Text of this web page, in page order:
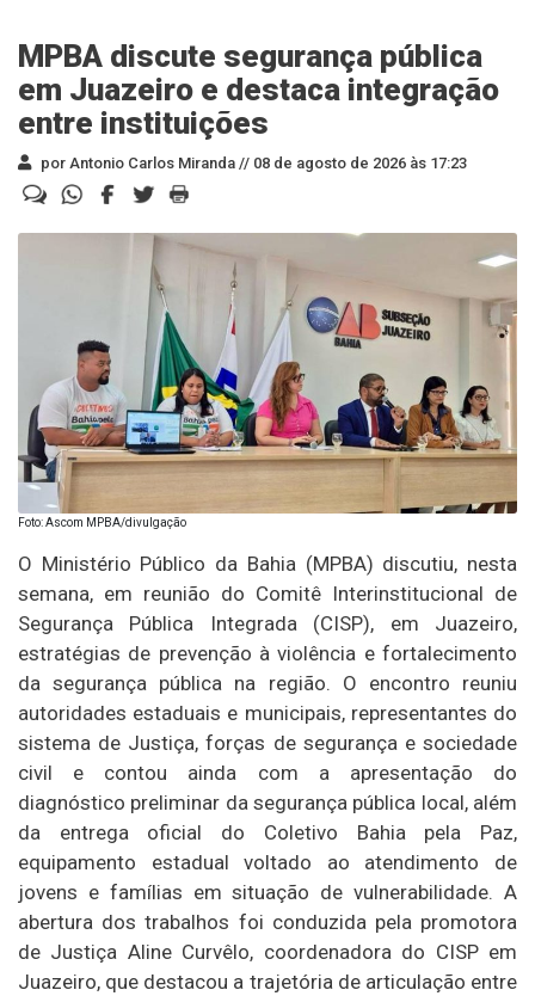
MPBA discute segurança pública
em Juazeiro e destaca integração
entre instituições
por Antonio Carlos Miranda // 08 de agosto de 2026 às 17:23
Foto: Ascom MPBA/divulgação
O Ministério Público da Bahia (MPBA) discutiu, nesta
semana, em reunião do Comitê Interinstitucional de
Segurança Pública Integrada (CISP), em Juazeiro,
estratégias de prevenção à violência e fortalecimento
da segurança pública na região. O encontro reuniu
autoridades estaduais e municipais, representantes do
sistema de Justiça, forças de segurança e sociedade
civil e contou ainda com a apresentação do
diagnóstico preliminar da segurança pública local, além
da entrega oficial do Coletivo Bahia pela Paz,
equipamento estadual voltado ao atendimento de
jovens e famílias em situação de vulnerabilidade. A
abertura dos trabalhos foi conduzida pela promotora
de Justiça Aline Curvêlo, coordenadora do CISP em
Juazeiro, que destacou a trajetória de articulação entre